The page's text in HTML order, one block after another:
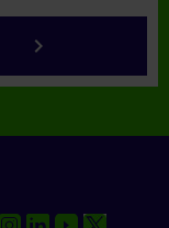
keyboard_arrow_right